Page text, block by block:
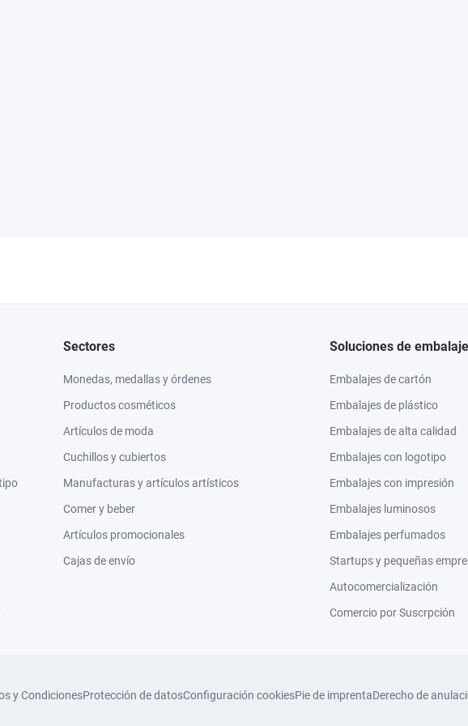
Sectores
Monedas, medallas y órdenes
Productos cosméticos
Artículos de moda
Cuchillos y cubiertos
Manufacturas y artículos artísticos
Comer y beber
Artículos promocionales
Cajas de envío
Soluciones de embalaje
Embalajes de cartón
Embalajes de plástico
Embalajes de alta calidad
Embalajes con logotipo
Embalajes con impresión
Embalajes luminosos
Embalajes perfumados
Startups y pequeñas
Autocomercialización
Comercio por Suscrpción
y CondicionesProtección de datosConfiguración cookiesPie de imprentaDerecho de